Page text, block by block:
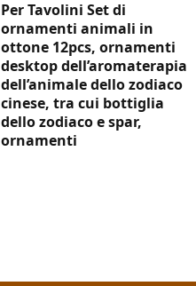
Per Tavolini Set di
ornamenti animali in
ottone 12pcs, ornamenti
desktop dell’aromaterapia
dell’animale dello zodiaco
cinese, tra cui bottiglia
dello zodiaco e spar,
ornamenti